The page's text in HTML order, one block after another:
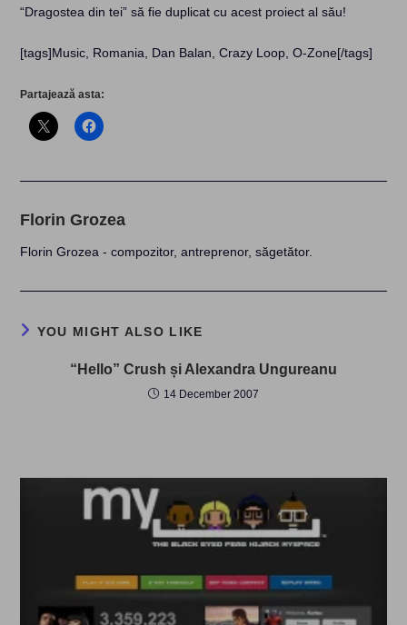
“Dragostea din tei” să fie duplicat cu acest proiect al său!
[tags]Music, Romania, Dan Balan, Crazy Loop, O-Zone[/tags]
Partajează asta:
Florin Grozea
Florin Grozea - compozitor, antreprenor, săgetător.
YOU MIGHT ALSO LIKE
“Hello” Crush și Alexandra Ungureanu
14 December 2007